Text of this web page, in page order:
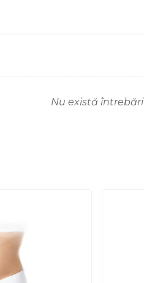
Nu există întrebări